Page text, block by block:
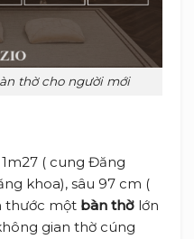
thờ cho người mới
( cung Đăng
khoa), sâu 97 cm (
thước một bàn thờ lớn
gian thờ cúng